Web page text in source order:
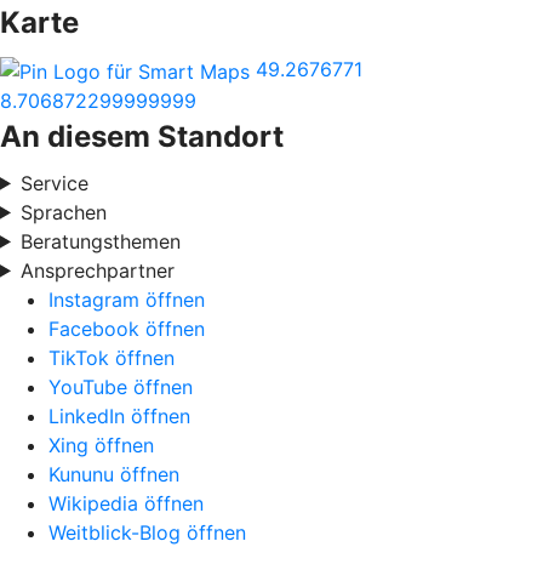
Karte
49.2676771
8.706872299999999
An diesem Standort
Service
Sprachen
Beratungsthemen
Ansprechpartner
Instagram öffnen
Facebook öffnen
TikTok öffnen
YouTube öffnen
LinkedIn öffnen
Xing öffnen
Kununu öffnen
Wikipedia öffnen
Weitblick-Blog öffnen